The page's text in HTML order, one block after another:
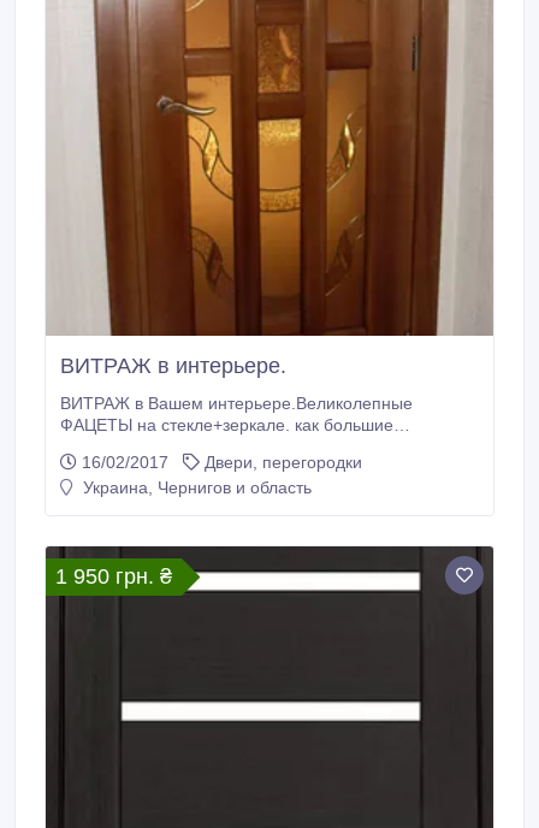
ВИТРАЖ в интерьере.
ВИТРАЖ в Вашем интерьере.Великолепные
ФАЦЕТЫ на стекле+зеркале. как большие
цветные ФАЦЕТЫ по истине великолепны!
Дизайнер-художник по индивидуальному эскизу
16/02/2017
Двери, перегородки
Украина, Чернигов и область
1 950 грн. ₴